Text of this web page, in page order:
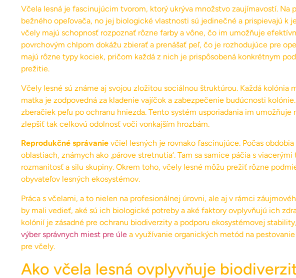
Včela lesná je fascinujúcim tvorom, ktorý ukrýva množstvo zaujímavostí. Na
bežného opeľovača, no jej biologické vlastnosti sú jedinečné a prispievajú k
včely majú schopnosť rozpoznať rôzne farby a vône, čo im umožňuje
povrchovým chlpom dokážu zbierať a prenášať peľ, čo je rozhodujúce pre
majú rôzne typy kociek, pričom každá z nich je prispôsobená konkrétnym
prežitie.
Včely lesné sú známe aj svojou zložitou sociálnou štruktúrou. Každá kolónia
matka je zodpovedná za kladenie vajíčok a zabezpečenie budúcnosti
zberačiek peľu po ochranu hniezda. Tento systém usporiadania im
zlepšiť tak celkovú odolnosť voči vonkajším hrozbám.
Reprodukčné správanie včiel lesných je rovnako fascinujúce. Počas
oblastiach, známych ako ‚párove stretnutia‘. Tam sa samice páčia s
rozmanitosť a silu skupiny. Okrem toho, včely lesné môžu prežiť rôzne
obyvateľov lesných ekosystémov.
Práca s včelami, a to nielen na profesionálnej úrovni, ale aj v rámci
by mali vedieť, aké sú ich biologické potreby a aké faktory ovplyvňujú ich
kolónií je zásadné pre ochranu biodiverzity a podporu ekosystémovej
výber správnych miest pre úle a využívanie organických metód na
pre včely.
Ako včela lesná ovplyvňuje